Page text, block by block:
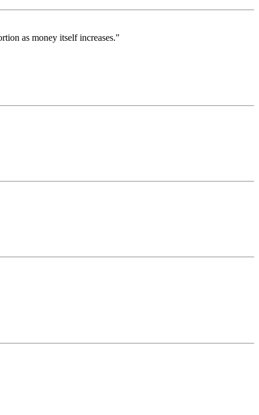
as money itself increases."